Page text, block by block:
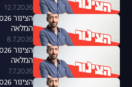
12.7.2026
המלאה
8.7.2026
המלאה
7.7.2026